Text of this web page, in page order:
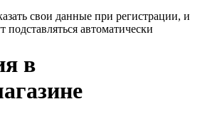
свои данные при регистрации, и
автоматически
в